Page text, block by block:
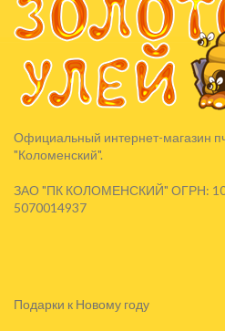
Официальный интернет-магазин
"Коломенский".
ЗАО "ПК КОЛОМЕНСКИЙ" ОГРН:
5070014937
Подарки к Новому году